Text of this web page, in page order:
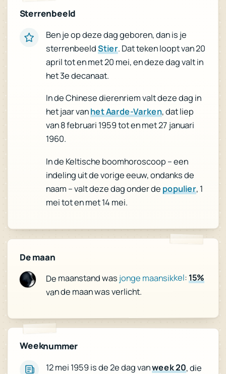
Sterrenbeeld
Ben je op deze dag geboren, dan is je
sterrenbeeldStier. Dat teken loopt van 20
april tot en met 20 mei, en deze dag valt in
het 3e decanaat.
In de Chinese dierenriem valt deze dag in
het jaar vanhet Aarde-Varken, dat liep
van 8 februari 1959 tot en met 27 januari
1960.
In de Keltische boomhoroscoop – een
indeling uit de vorige eeuw, ondanks de
naam – valt deze dag onder de populier, 1
mei tot en met 14 mei.
De maan
De maanstand was jonge maansikkel: 15%
van de maan was verlicht.
Weeknummer
12 mei 1959 is de 2e dag vanweek 20, die